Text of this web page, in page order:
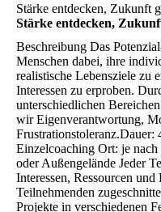
Stärke entdecken, Zukunft
Stärke entdecken,
Beschreibung Das
Menschen dabei, ihre
realistische Lebensziele zu
Interessen zu erproben.
unterschiedlichen
wir Eigenverantwortung,
Frustrationstoleranz.Dauer:
Einzelcoaching Ort: je
oder Außengelände Jeder
Interessen, Ressourcen
Teilnehmenden
Projekte in verschiedenen